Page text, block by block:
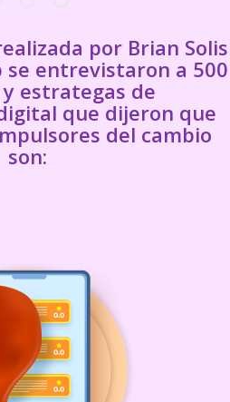
por Brian Solis
entrevistaron a 500
estrategas de
que dijeron que
del cambio
son: